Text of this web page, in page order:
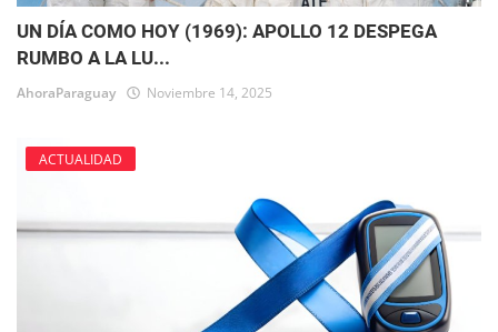
UN DÍA COMO HOY (1969): APOLLO 12 DESPEGA
RUMBO A LA LU...
AhoraParaguay Noviembre 14, 2025
ACTUALIDAD